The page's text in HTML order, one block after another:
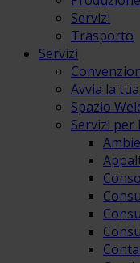
Servizi
Trasporto
Servizi
Avvia la
Spazio
Servizi per